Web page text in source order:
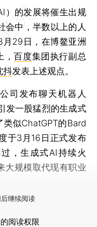
）的发展将催生出规
会中，半数以上的人
29日，在博鳌亚洲
，百度集团执行副总
抖发表上述观点。
发布聊天机器人
发一股猛烈的生成式
类似ChatGPT的Bard
于3月16日正式发布
，生成式AI持续火
大规模取代现有职业
继续阅读
阅读权限